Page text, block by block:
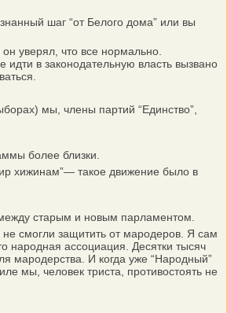
шаг “от Белого дома” или вы
уверял, что все нормально.
в законодательную власть вызвано
мы, члены партий “Единство”,
более близки.
хижинам”— такое движение было в
старым и новым парламентом.
смогли защитить от мародеров. Я сам
народная ассоциация. Десятки тысяч
мародерства. И когда уже “Народный”
мы, человек триста, противостоять не